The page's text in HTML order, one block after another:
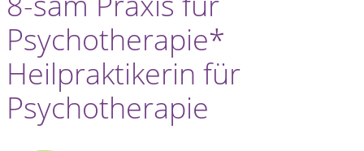
Psychotherapie*
Heilpraktikerin für
Psychotherapie